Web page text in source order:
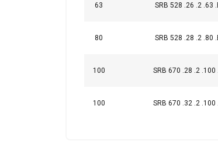
63 SRB 528 .26 .2 .63
80 SRB 528 .28 .2 .80
100 SRB 670 .28 .2 .100
100 SRB 670 .32 .2 .100